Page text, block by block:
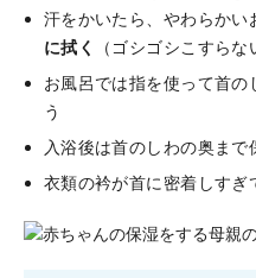
汗をかいたら、やわらかい
に拭く
（ゴシゴシこすらな
お風呂では指を使って首
う
入浴後は首のしわの奥まで
衣類の衿が首に密着しすぎ